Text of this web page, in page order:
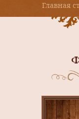
Главная